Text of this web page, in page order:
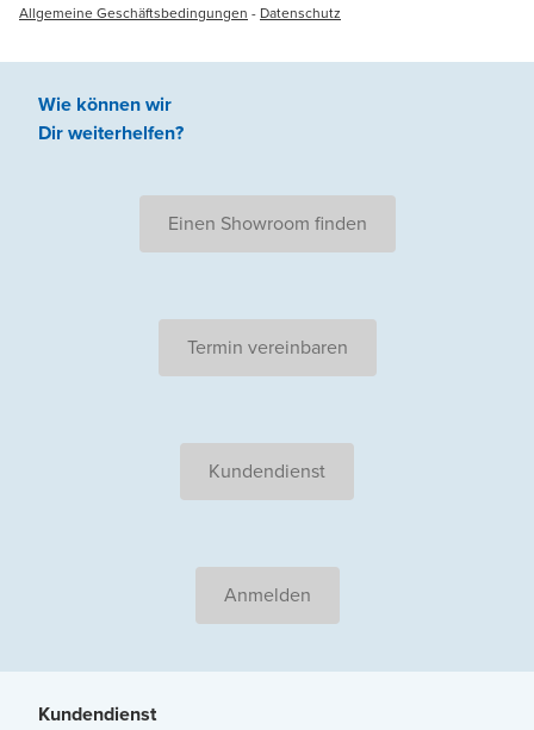
Allgemeine Geschäftsbedingungen - Datenschutz
Wie können wir
Dir weiterhelfen?
Einen Showroom finden
Termin vereinbaren
Kundendienst
Anmelden
Kundendienst